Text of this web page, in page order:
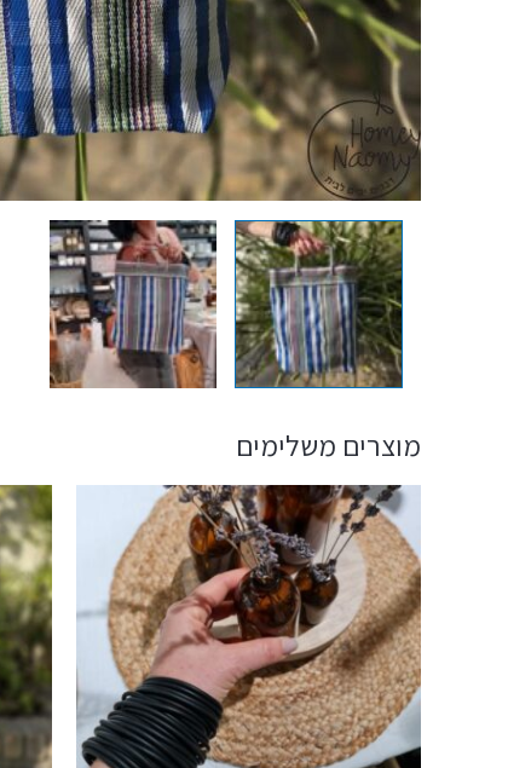
מוצרים משלימים